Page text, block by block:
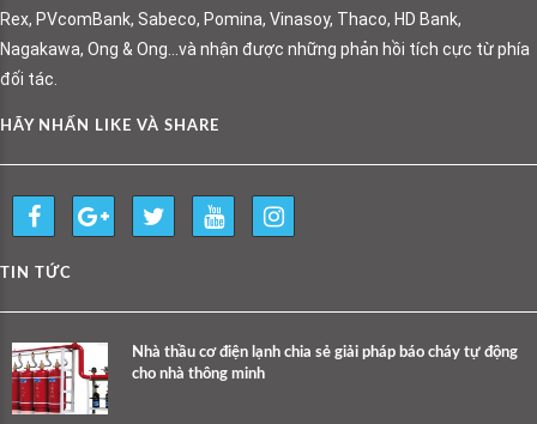
Rex, PVcomBank, Sabeco, Pomina, Vinasoy, Thaco, HD Bank,
Nagakawa, Ong & Ong…và nhận được những phản hồi tích cực từ phía
đối tác.
HÃY NHẤN LIKE VÀ SHARE
TIN TỨC
Nhà thầu cơ điện lạnh chia sẻ giải pháp báo cháy tự động
cho nhà thông minh